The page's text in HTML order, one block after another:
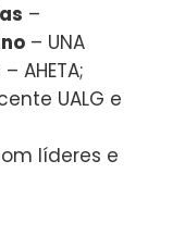
–
– UNA
– AHETA;
UALG e
líderes e